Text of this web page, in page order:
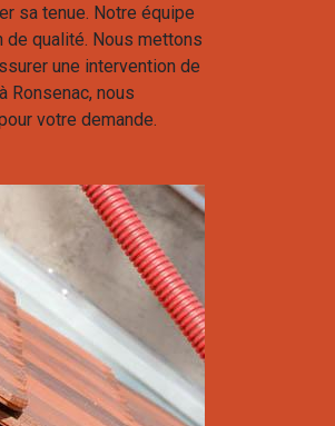
sa tenue. Notre équipe
de qualité. Nous mettons
une intervention de
Ronsenac, nous
votre demande.